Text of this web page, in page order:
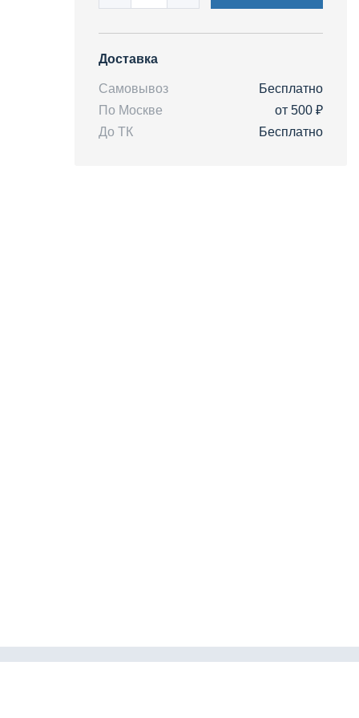
Доставка
Самовывоз
Бесплатно
По Москве
от 500 ₽
До ТК
Бесплатно